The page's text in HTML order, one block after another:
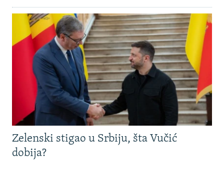
Zelenski stigao u Srbiju, šta Vučić
dobija?